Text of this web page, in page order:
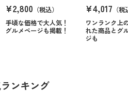
¥2,800 （税込）
手頃な価格で大人気！
グルメページも掲載！
¥4,017 （
ワンランク上
れた商品とグ
ジも
ンキング